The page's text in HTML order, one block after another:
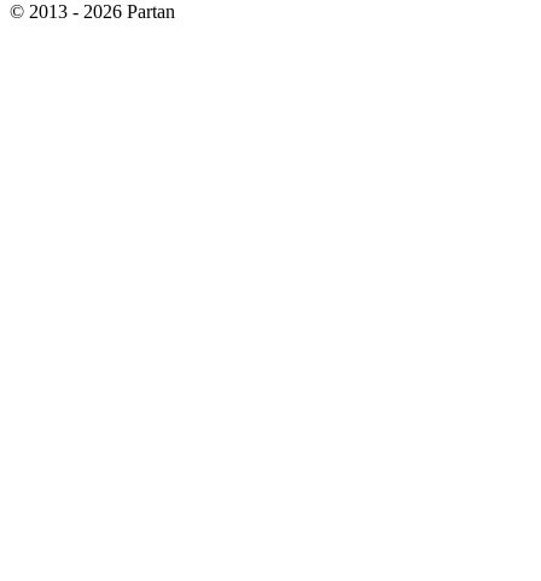
© 2013 - 2026 Partan